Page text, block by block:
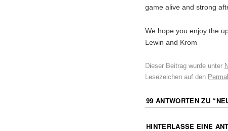
game alive and strong
We hope you enjoy the
Lewin and Krom
Dieser Beitrag wurde unter
Lesezeichen auf den
99 ANTWORTEN ZU “
HINTERLASSE EINE